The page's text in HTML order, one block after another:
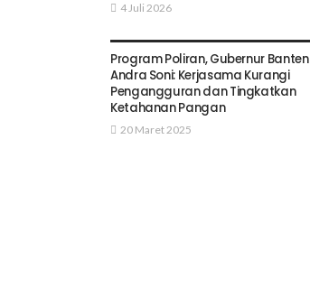
4 Juli 2026
Program Poliran, Gubernur Banten
Andra Soni: Kerjasama Kurangi
Pengangguran dan Tingkatkan
Ketahanan Pangan
20 Maret 2025